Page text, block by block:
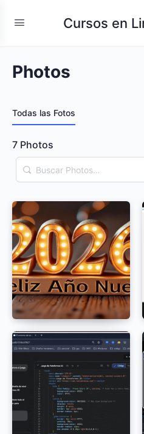
Cursos en
Photos
Todas las Fotos
7 Photos
Buscar
Photos…